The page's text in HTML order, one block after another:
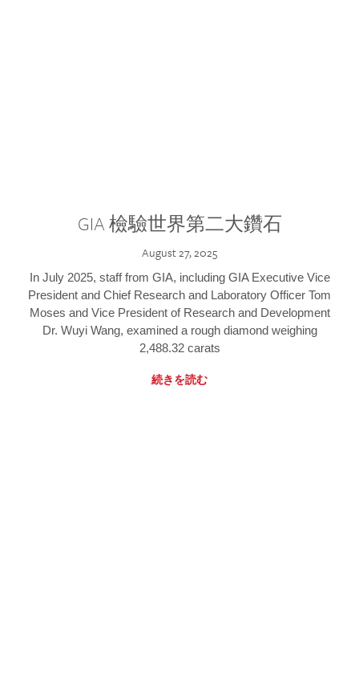
GIA 檢驗世界第二大鑽石
August 27, 2025
In July 2025, staff from GIA, including GIA Executive Vice
President and Chief Research and Laboratory Officer Tom
Moses and Vice President of Research and Development
Dr. Wuyi Wang, examined a rough diamond weighing
2,488.32 carats
続きを読む